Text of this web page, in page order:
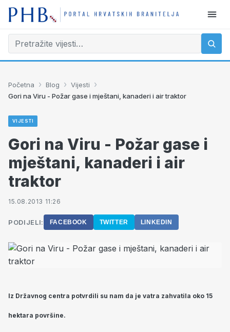
Početna › Blog › Vijesti ›
Gori na Viru - Požar gase i mještani, kanaderi i air traktor
VIJESTI
Gori na Viru - Požar gase i
mještani, kanaderi i air
traktor
15.08.2013 11:26
PODIJELI: FACEBOOK TWITTER LINKEDIN
Iz Državnog centra potvrdili su nam da je vatra zahvatila oko 15
hektara površine.